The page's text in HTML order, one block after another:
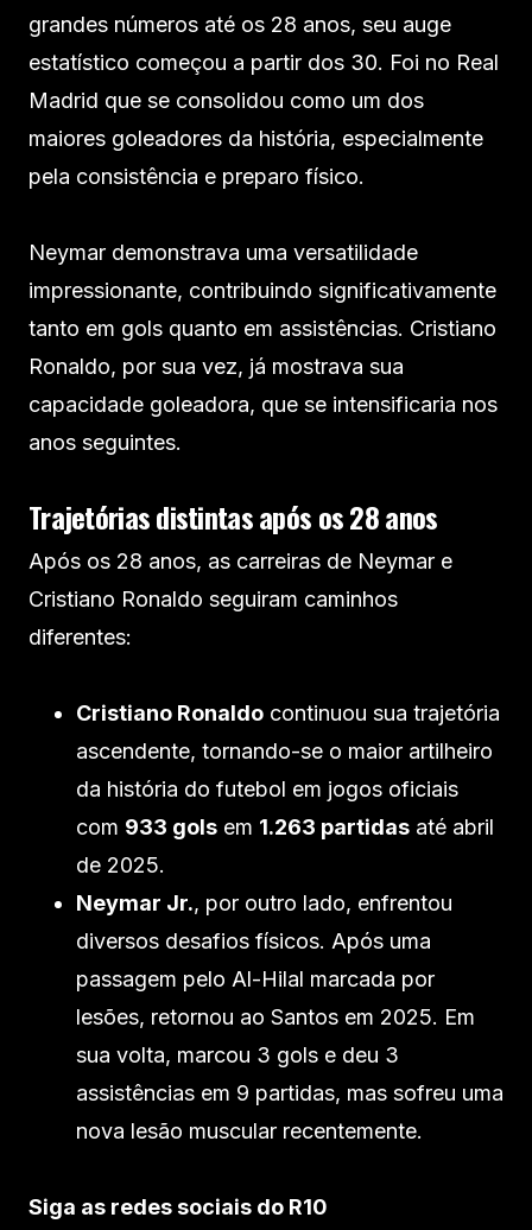
grandes números até os 28 anos, seu auge
estatístico começou a partir dos 30. Foi no Real
Madrid que se consolidou como um dos
maiores goleadores da história, especialmente
pela consistência e preparo físico.
Neymar demonstrava uma versatilidade
impressionante, contribuindo significativamente
tanto em gols quanto em assistências. Cristiano
Ronaldo, por sua vez, já mostrava sua
capacidade goleadora, que se intensificaria nos
anos seguintes.​
Trajetórias distintas após os 28 anos
Após os 28 anos, as carreiras de Neymar e
Cristiano Ronaldo seguiram caminhos
diferentes:​
Cristiano Ronaldo continuou sua trajetória
ascendente, tornando-se o maior artilheiro
da história do futebol em jogos oficiais
com 933 gols em 1.263 partidas até abril
de 2025.
Neymar Jr., por outro lado, enfrentou
diversos desafios físicos. Após uma
passagem pelo Al-Hilal marcada por
lesões, retornou ao Santos em 2025. Em
sua volta, marcou 3 gols e deu 3
assistências em 9 partidas, mas sofreu uma
nova lesão muscular recentemente.
Siga as redes sociais do R10